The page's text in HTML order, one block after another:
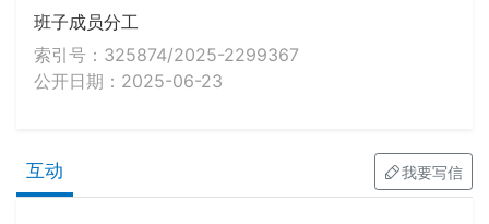
班子成员分工
索引号：325874/2025-2299367
公开日期：2025-06-23
互动 我要写信